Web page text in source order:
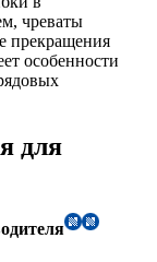
чреваты
прекращения
особенности
для